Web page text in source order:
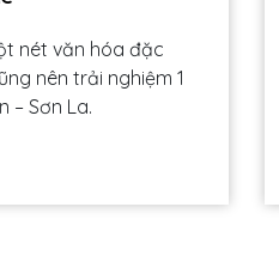
nét văn hóa đặc
nên trải nghiệm 1
– Sơn La.